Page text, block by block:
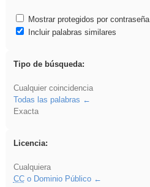
Mostrar protegidos por contraseña
Incluir palabras similares
Tipo de búsqueda:
Cualquier coincidencia
Todas las palabras
Exacta
Licencia:
Cualquiera
CCo Dominio Público